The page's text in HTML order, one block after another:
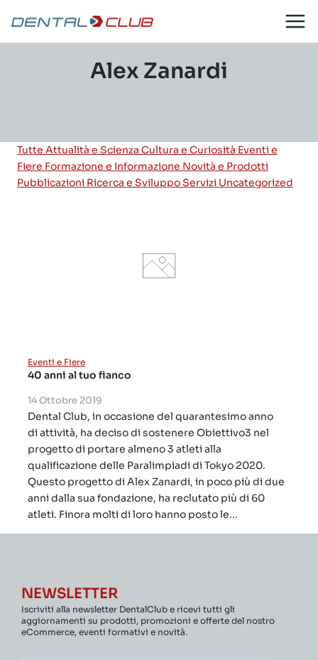
contenuto
Alex Zanardi
Tutte Attualità e Scienza Cultura e Curiosità Eventi e
Fiere Formazione e Informazione Novità e Prodotti
Pubblicazioni Ricerca e SviluppoServizi Uncategorized
Eventi e Fiere
40 anni al tuo fianco
14 Ottobre 2019
Dental Club, in occasione del quarantesimo anno
di attività, ha deciso di sostenere Obiettivo3 nel
progetto di portare almeno 3 atleti alla
qualificazione delle Paralimpiadi di Tokyo 2020.
Questo progetto di Alex Zanardi, in poco più di due
anni dalla sua fondazione, ha reclutato più di 60
atleti. Finora molti di loro hanno posto le...
NEWSLETTER
Iscriviti alla newsletter DentalClub e ricevi tutti gli
aggiornamenti su prodotti, promozioni e offerte del nostro
eCommerce, eventi formativi e novità.